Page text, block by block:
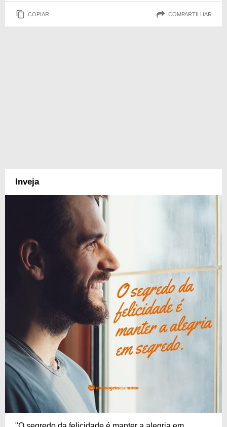
COPIAR COMPARTILHAR
Inveja